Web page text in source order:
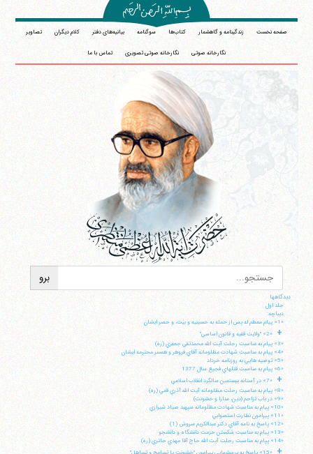
صفحه نخست زندگینامه و گاهشمار کتاب‌ها سوگنامه بیانیه‌های دفتر کلام دیگران تصاویر
نگارخانه صوتی نگارخانه صوتی تصویری تماس با ما
دیدگاهها
جلد اول
ديباچه:
«1» پيام معظم له پس از حمله به حسينيه و بيت، و حصر ايشان
+
«2» "ولايت فقيه و قانون اساسي"
«3» پيام به مناسبت رحلت آيت الله محمدتقي جعفري (ره)
«4» پيام به مناسبت شهادت مظلومانه آقاي فروهر و همسر محترمه ايشان
«5» توصيه هايي به روزنامه خرداد
«6» پيام به مناسبت قتلهاي فجيع سال 1377
+
«7» در آستانه بيستمين سالگرد انقلاب اسلامي
«8» پيام به مناسبت رحلت مظلومانه آيت الله آذري قمي (ره)
«9» در باب تزاحم (دين، مدارا و خشونت)
«10» پيام به مناسبت شهادت مظلومانه سپهبد صياد شيرازي
«11» پيرامون نظارت استصوابي
«12» پاسخ به نامه آقاي دكتر عبدالكريم سروش (1)
«13» پيام به مناسبت شكستن حرمت دانشگاه و دانشجو
«14» پپام به مناسبت رحلت آيت الله حاج آقا مهدي حائري (ره)